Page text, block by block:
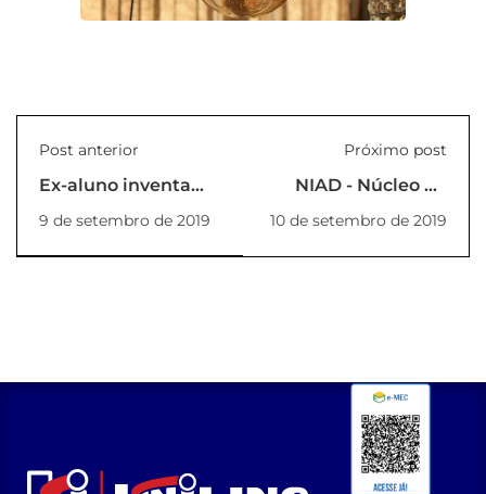
Post anterior
Ex-aluno inventa
airbag de piscina
9 de setembro de 2019
Próximo post
NIAD - Núcleo de
Inclusão e Apoio ao
10 de setembro de 2019